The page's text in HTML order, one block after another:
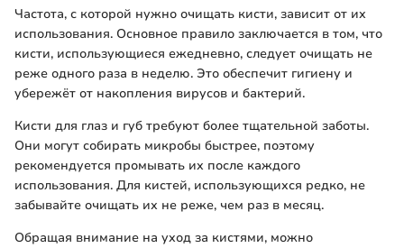
Частота, с которой нужно очищать кисти, зависит от их
использования. Основное правило заключается в том, что
кисти, использующиеся ежедневно, следует очищать не
реже одного раза в неделю. Это обеспечит гигиену и
убережёт от накопления вирусов и бактерий.
Кисти для глаз и губ требуют более тщательной заботы.
Они могут собирать микробы быстрее, поэтому
рекомендуется промывать их после каждого
использования. Для кистей, использующихся редко, не
забывайте очищать их не реже, чем раз в месяц.
Обращая внимание на уход за кистями, можно